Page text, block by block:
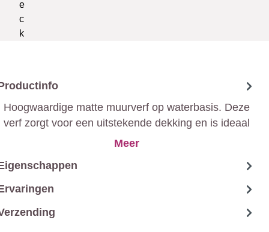
Hoogwaardige matte muurverf op waterbasis. Deze
verf zorgt voor een uitstekende dekking en is ideaal
voor binnenmuren en plafonds. Dankzij de geurarme
Meer